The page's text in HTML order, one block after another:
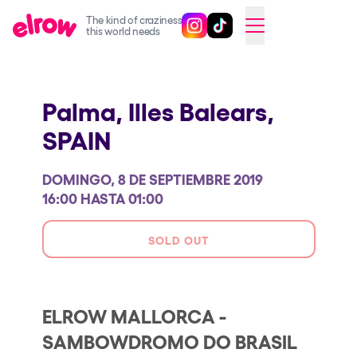
The kind of craziness
this world needs
Sigue @elrowofficial en
Sigue @elrowofficial en
SWITCH TO ENGLISH
elrow Ibiza x [UNVRS] 2026
elrow Town 2026
Snowrow Festival 2026
elrow Island 2026
elrow Shop
Espectáculos
Music
Sostenibilidad
Palma, Illes Balears,
SPAIN
DOMINGO, 8 DE SEPTIEMBRE 2019
16:00 HASTA 01:00
SOLD OUT
ELROW MALLORCA -
SAMBOWDROMO DO BRASIL